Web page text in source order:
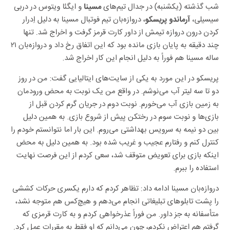
شب گذشته (یکشنبه) در جدال تیم‌هایمسیناو ایگئا ویتوس در دربی
سیسیلی،آرماندو پریسکو، دروازه‌‌بان تیم فوتبال مسینا به دلیل اِدرار
کردن درون دروازه تیمش از داور کارت قرمز گرفت و اخراج شد. تنها
چند دقیقه به پایان بازی مانده بود که این اتفاق رخ داد و دروازه‌بان ۲۱
ساله مسینا هم فوراً به دلیل انجام این کار اخراج شد.
پریسکو در این مورد به یکی از سایت‌های ایتالیایی گفت: من در روز
دو تا سه لیتر آب می‌نوشم. در واقع من یک نوبت به محض ورودمان
به زمین بازی آب می‌خورم. نوبت دوم در جریان گرم کردن قبل از
بازی‌ها و نوبت سوم در رختکن پیش از شروع بازی. به همین دلیل
بین دو نیمه به سرویس بهداشتی می‌روم. این بار اما نتوانستم خودم را
کنترل کنم و رفتارم عجیب و غریب شده بود. به همین دلیل به محض
اینکه بازی برای تعویض متوقف شد، سعی کردم از این فرصت نهایت
استفاده را ببرم.
دروازه‌بان مسینا ادامه داد: تظاهر کردم که دارم یکسری حرکات کششی
را پشت تابلوهای تبلیغاتی انجام می‌دهم و هیچ‌کس هم متوجه نشد،
متأسفانه به جز داور. من فوراً عذرخواهی کردم و به کارت قرمزی که
گرفتم هم اعتراض نکردم، چون می‌دانم که او فقط به مقررات عمل کرد.